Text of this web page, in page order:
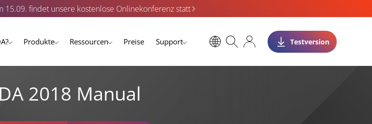
15.09. findet unsere kostenlose Onlinekonferenz statt
Produkte Ressourcen Preise Support Testversion
2018 Manual